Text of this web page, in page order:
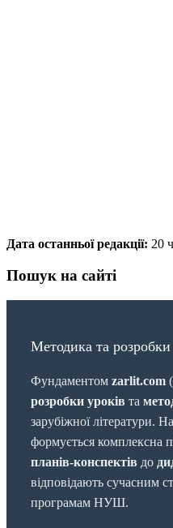
Дата останньої редакції: 20
Пошук на сайті
Методика та розробки
Фундаментом zarlit.com
розробки уроків та
зарубіжної літератури.
формується комплексна
планів-конспектів до
відповідають сучасним
програмам НУШ.